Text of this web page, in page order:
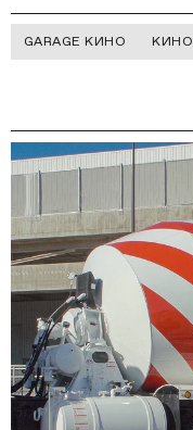
GARAGE КИНО